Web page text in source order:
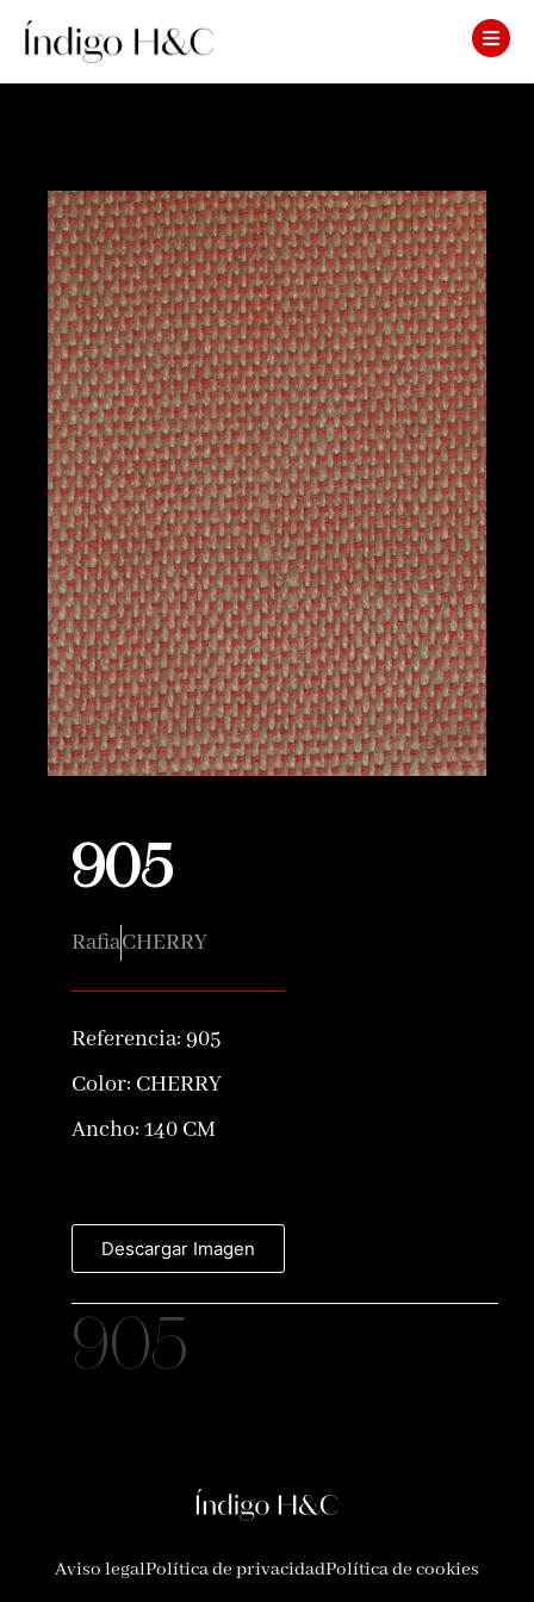
905
RafiaCHERRY
Referencia: 905
Color: CHERRY
Ancho: 140 CM
Descargar Imagen
905
Aviso legalPolítica de privacidadPolítica de cookies